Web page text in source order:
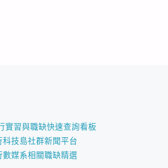
實習與職缺快速查詢看板
技島社群新聞平台
媒系相關職缺精選